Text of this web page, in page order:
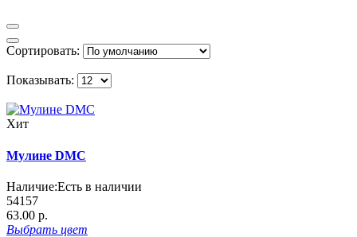
Сортировать:
Показывать:
Хит
Мулине DMC
Наличие:Есть в наличии
54157
63.00 р.
Выбрать цвет